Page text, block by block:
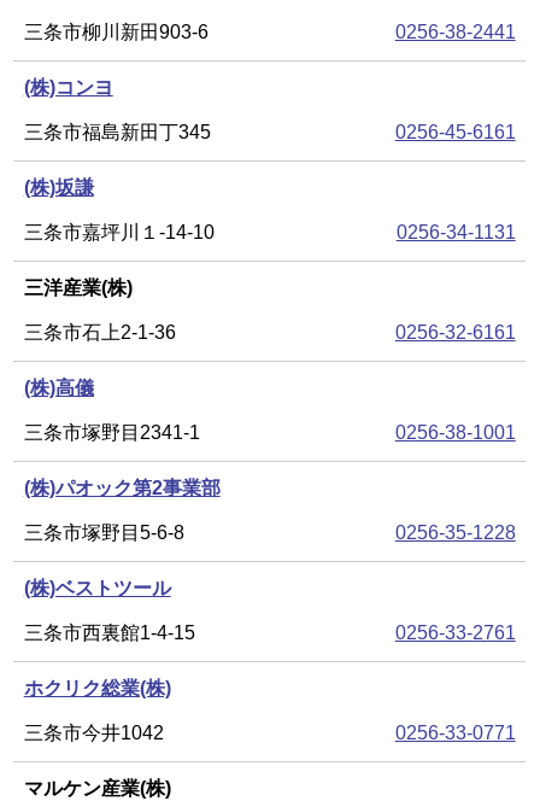
三条市柳川新田903-6 0256-38-2441
(株)コンヨ
三条市福島新田丁345 0256-45-6161
(株)坂謙
三条市嘉坪川１-14-10 0256-34-1131
三洋産業(株)
三条市石上2-1-36 0256-32-6161
(株)高儀
三条市塚野目2341-1 0256-38-1001
(株)パオック第2事業部
三条市塚野目5-6-8 0256-35-1228
(株)ベストツール
三条市西裏館1-4-15 0256-33-2761
ホクリク総業(株)
三条市今井1042 0256-33-0771
マルケン産業(株)